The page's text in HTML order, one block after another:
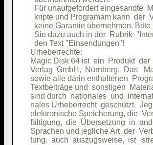
Für unaufgefordert eingesandte
kripte und Programam kann  der
keine Garantie übernehmen. Bitte
Sie dazu auch in der  Rubrik
  den Text "Einsendungen"!
Urheberrechte:
Magic Disk 64 ist  ein  Produkt  der
Verlag  GmbH,  Nürnberg.  Das
sowie alle darin enthaltenen
Textbeiträge und  sonstigen
sind durch  nationales  und
nales Urheberrecht  geschützt.
elektronische Speicherung, die
fältigung,  die  Übersetzung  in
Sprachen und jegliche Art  der
tung,  auch  auszugsweise,  ist